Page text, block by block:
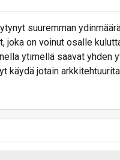
suuremman
joka on voinut osalle
ytimellä saavat yhden
käydä jotain